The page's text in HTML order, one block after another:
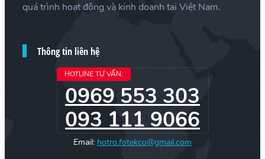
quá trình hoạt động và kinh doanh tại Việt Nam.
Thông tin liên hệ
HOTLINE TƯ VẤN:
0969 553 303
093 111 9066
Email: hotro.fotekco@gmail.com